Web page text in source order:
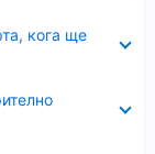
кога ще